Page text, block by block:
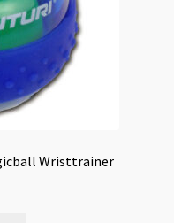
Wristtrainer